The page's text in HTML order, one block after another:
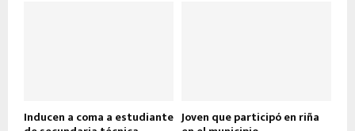
Inducen a coma a estudiante Joven que participó en riña